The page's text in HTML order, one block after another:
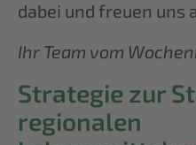
dabei und freuen uns
Ihr Team vom
Strategie zur
regionalen